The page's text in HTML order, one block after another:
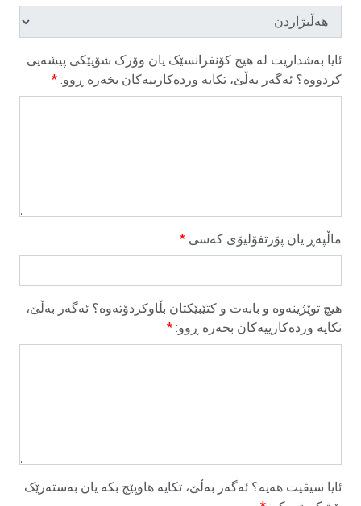
ئایا بەشداریت لە هیچ کۆنفرانسێک یان وۆرک شۆپێکی پیشەیی
کردووە؟ ئەگەر بەڵێ، تکایە وردەکارییەکان بخەرە ڕوو:*
ماڵپەڕ یان پۆرتفۆلیۆی کەسی *
هیچ توێژینەوە و بابەت و کتێبێکتان بڵاوکردۆتەوە؟ ئەگەر بەڵێ،
تکایە وردەکارییەکان بخەرە ڕوو:*
ئایا سیڤیت هەیە؟ ئەگەر بەڵێ، تکایە هاوپێچ بکە یان بەستەرێک